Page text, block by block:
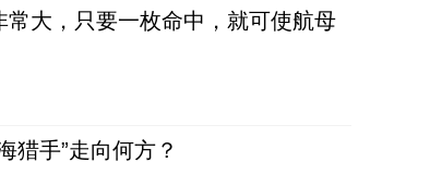
大，只要一枚命中，就可使航母
猎手”走向何方？